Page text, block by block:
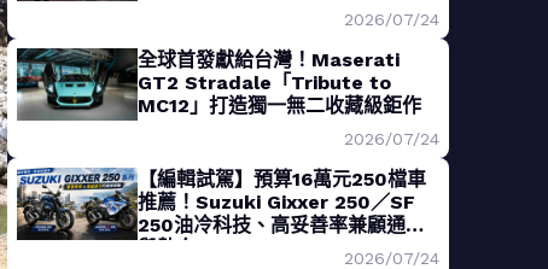
2026/07/24
全球首發獻給台灣！Maserati
GT2 Stradale「Tribute to
MC12」打造獨一無二收藏級鉅作
2026/07/24
【編輯試駕】預算16萬元250檔車
推薦！Suzuki Gixxer 250／SF
250油冷科技、高妥善率兼顧通勤
與熱血
2026/07/24